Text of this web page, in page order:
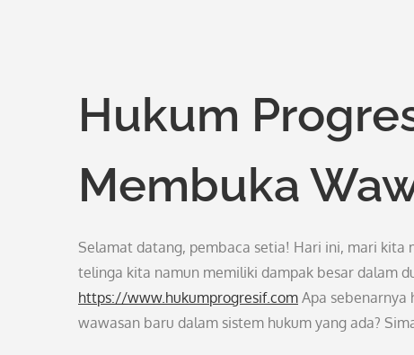
Hukum
Membuka
Selamat datang, pembaca setia! Hari ini, mari kita
telinga kita namun memiliki dampak besar dalam
https://www.hukumprogresif.com Apa sebenarnya
wawasan baru dalam sistem hukum yang ada?